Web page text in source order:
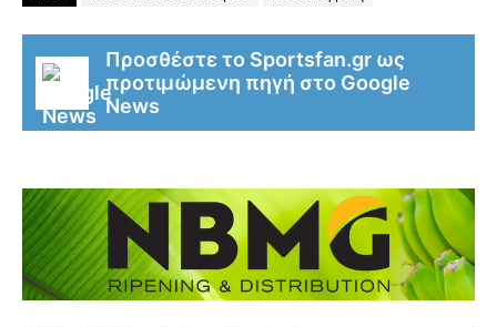
Προσθέστε το Sportsfan.gr ως
προτιμώμενη πηγή στο Google
News